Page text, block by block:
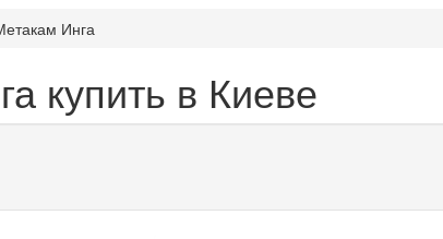
Инга
купить в Киеве